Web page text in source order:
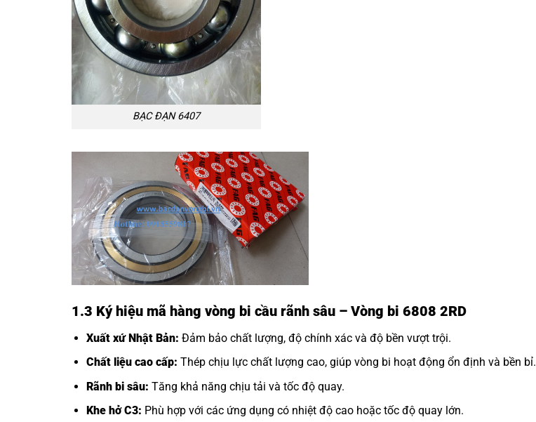
BẠC ĐẠN 6407
1.3 Ký hiệu mã hàng vòng bi cầu rãnh sâu – Vòng bi 6808 2RD
Xuất xứ Nhật Bản: Đảm bảo chất lượng, độ chính xác và độ bền vượt trội.
Chất liệu cao cấp: Thép chịu lực chất lượng cao, giúp vòng bi hoạt động ổn định và bền bỉ.
Rãnh bi sâu: Tăng khả năng chịu tải và tốc độ quay.
Khe hở C3: Phù hợp với các ứng dụng có nhiệt độ cao hoặc tốc độ quay lớn.